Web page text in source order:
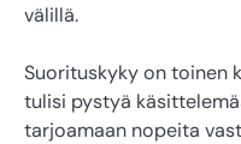
välillä.
Suorituskyky on toinen
tulisi pystyä
tarjoamaan nopeita